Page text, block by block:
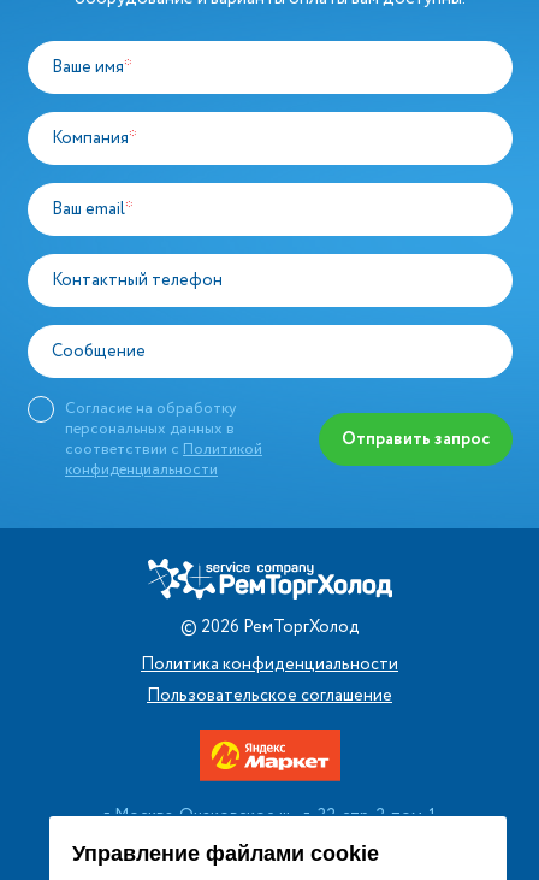
Управление файлами cookie
Ваше имя*
Компания*
Ваш email*
Контактный телефон
Сообщение
Согласие на обработку
персональных данных в
соответствии с Политикой
конфиденциальности
Отправить запрос
© 2026 РемТоргХолод
Политика конфиденциальности
Пользовательское соглашение
г. Москва, Очаковское ш., д. 32, стр. 2, пом. 1
+7 (495) 256 08 13